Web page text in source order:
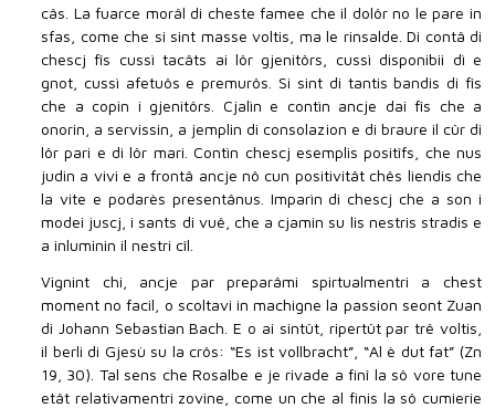
câs. La fuarce morâl di cheste famee che il dolôr no le pare in
sfas, come che si sint masse voltis, ma le rinsalde. Di contâ di
chescj fîs cussì tacâts ai lôr gjenitôrs, cussì disponibii dì e
gnot, cussì afetuôs e premurôs. Si sint di tantis bandis di fîs
che a copin i gjenitôrs. Cjalìn e contìn ancje dai fîs che a
onorin, a servissin, a jemplin di consolazion e di braure il cûr di
lôr pari e di lôr mari. Contìn chescj esemplis positîfs, che nus
judin a vivi e a frontâ ancje nô cun positivitât chês liendis che
la vite e podarès presentânus. Imparìn di chescj che a son i
modei juscj, i sants di vuê, che a cjamin su lis nestris stradis e
a inluminin il nestri cîl.
Vignint chi, ancje par preparâmi spirtualmentri a chest
moment no facil, o scoltavi in machigne la passion seont Zuan
di Johann Sebastian Bach. E o ai sintût, ripertût par trê voltis,
il berli di Gjesù su la crôs: “Es ist vollbracht”, “Al è dut fat” (Zn
19, 30). Tal sens che Rosalbe e je rivade a finî la sô vore tune
etât relativamentri zovine, come un che al finis la sô cumierie